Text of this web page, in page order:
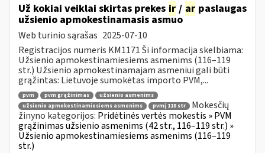
Už kokiai veiklai skirtas prekes ir / ar paslaugas
užsienio apmokestinamasis asmuo
Web turinio sąrašas 2025-07-10
Registracijos numeris KM1171 Ši informacija skelbiama:
Užsienio apmokestinamiesiems asmenims (116–119
str.) Užsienio apmokestinamajam asmeniui gali būti
grąžintas: Lietuvoje sumokėtas importo PVM,...
pvm pvm grąžinimas
užsienio asmenims
užsienio apmokestinamiesiems asmenims
pvmį 118 str
Mokesčių
žinyno kategorijos: Pridėtinės vertės mokestis » PVM
grąžinimas užsienio asmenims (42 str., 116–119 str.) »
Užsienio apmokestinamiesiems asmenims (116–119
str.)